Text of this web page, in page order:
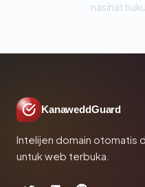
nasihat
KanaweddGuard
Intelijen domain otomatis
untuk web terbuka.